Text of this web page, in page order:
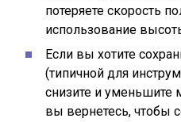
потеряете скорость
использование
Если вы хотите
(типичной для
снизите и уменьшите
вы вернетесь, чтобы